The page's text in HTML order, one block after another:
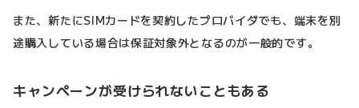
また、新たにSIMカードを契約したプロバイダでも、端末を別
途購入している場合は保証対象外となるのが一般的です。
キャンペーンが受けられないこともある